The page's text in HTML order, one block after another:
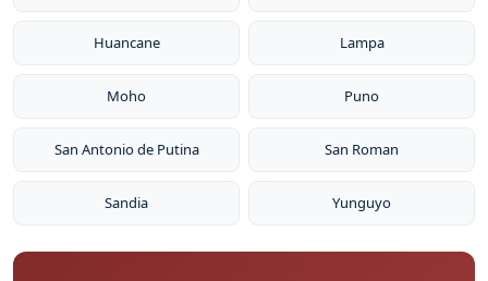
Huancane Lampa
Moho Puno
San Antonio de Putina San Roman
Sandia Yunguyo